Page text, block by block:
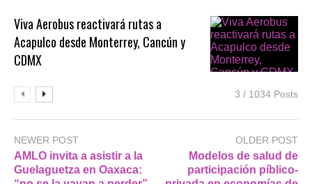
Viva Aerobus reactivará rutas a
Acapulco desde Monterrey, Cancún y
CDMX
3 / 1034 Posts
NEWER POST
AMLO invita a asistir a la
Guelaguetza en Oaxaca:
OLDER POST
Modelos de salud de
participación píblico-